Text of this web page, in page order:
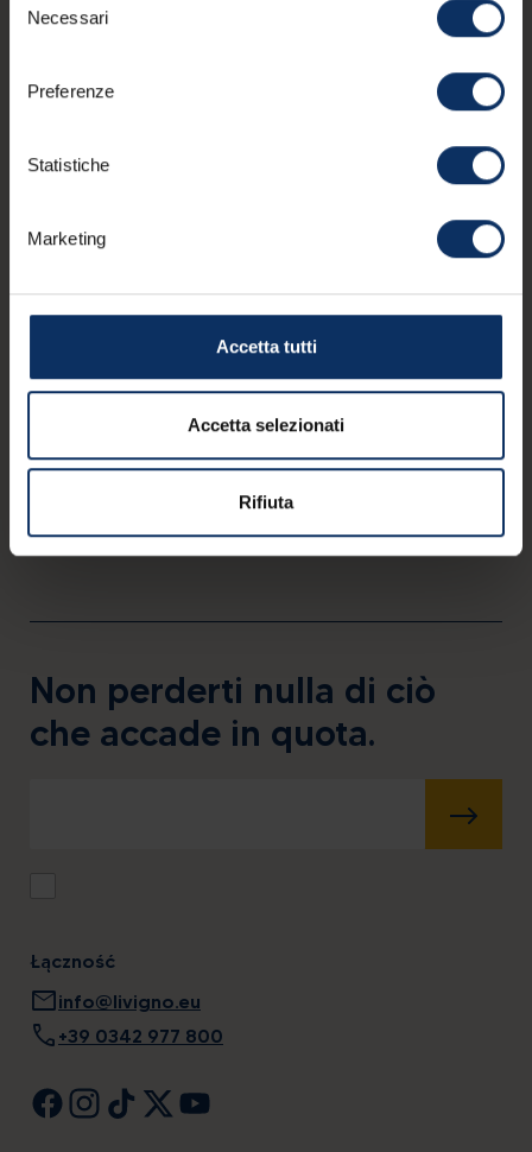
delNecessari
Preferenze
Statistiche
Marketing
Accetta tutti
Accetta selezionati
Rifiuta
AQUAGRANDA – BABYSITTING
BABYSITTING IN SLIDE&FUN
Water games, motor activities and lots of fun
pin_drop pin_drop
Non perderti nulla di ciò
che accade in quota.
Łączność
mailinfo@livigno.eu
call +39 0342 977 800